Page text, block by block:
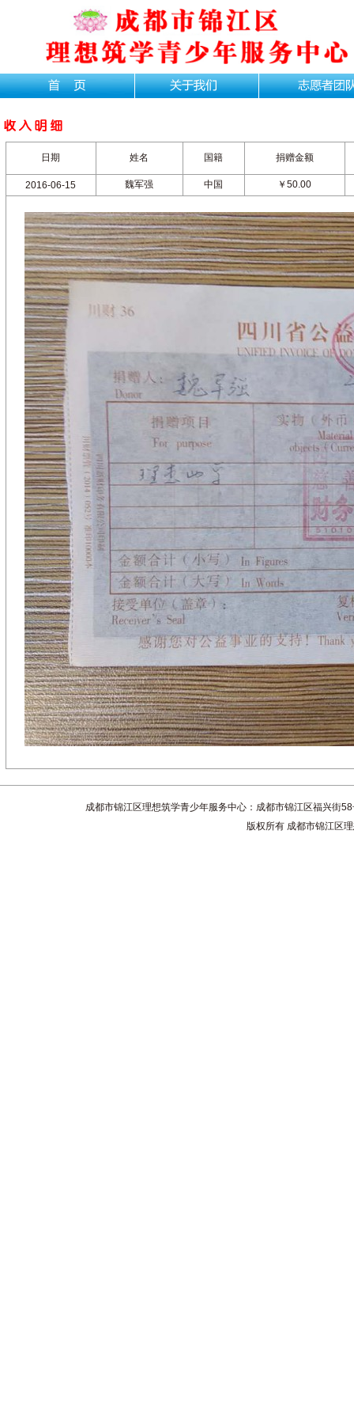
日期 姓名 国籍 捐赠金额
2016-06-15 魏军强 中国 ￥50.00
成都市锦江区理想筑学青少年服务中心：成都市锦江区福兴
版权所有 成都市锦江区